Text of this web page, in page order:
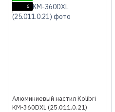
6
Алюминиевый настил Kolibri
KM-360DXL (25.011.0.21)